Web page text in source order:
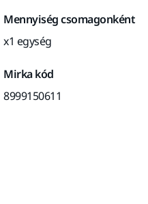
Mennyiség csomagonként
x1 egység
Mirka kód
8999150611